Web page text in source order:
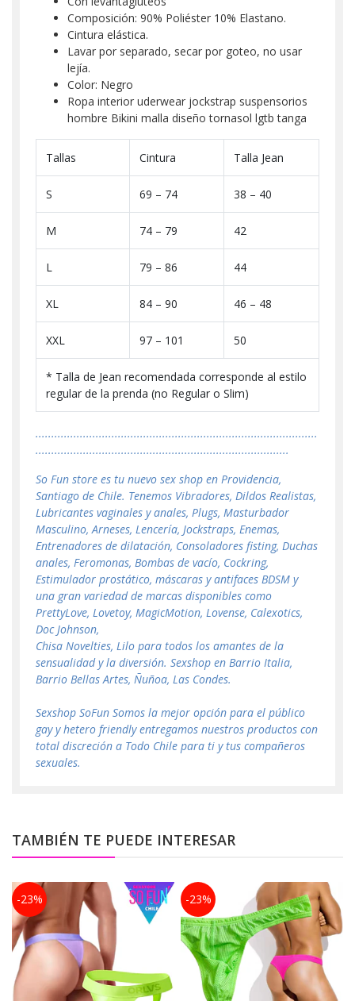
Composición: 90% Poliéster 10% Elastano.
Cintura elástica.
Lavar por separado, secar por goteo, no usar
lejía.
Color: Negro
Ropa interior uderwear jockstrap suspensorios
hombre Bikini malla diseño tornasol lgtb tanga
Tallas Cintura Talla Jean
S 69 – 74 38 – 40
M 74 – 79 42
L 79 – 86 44
XL 84 – 90 46 – 48
XXL 97 – 101 50
* Talla de Jean recomendada corresponde al estilo
regular de la prenda (no Regular o Slim)
.........................................................................................
................................................................................
So Fun store es tu nuevo sex shop en Providencia,
Santiago de Chile. Tenemos Vibradores, Dildos Realistas,
Lubricantes vaginales y anales, Plugs, Masturbador
Masculino, Arneses, Lencería, Jockstraps, Enemas,
Entrenadores de dilatación, Consoladores fisting, Duchas
anales, Feromonas, Bombas de vacío, Cockring,
Estimulador prostático, máscaras y antifaces BDSM y
una gran variedad de marcas disponibles como
PrettyLove, Lovetoy, MagicMotion, Lovense, Calexotics,
Doc Johnson,
Chisa Novelties, Lilo para todos los amantes de la
sensualidad y la diversión. Sexshop en Barrio Italia,
Barrio Bellas Artes, Ñuñoa, Las Condes.
Sexshop SoFun Somos la mejor opción para el público
gay y hetero friendly entregamos nuestros productos con
total discreción a Todo Chile para ti y tus compañeros
sexuales.
TAMBIÉN TE PUEDE INTERESAR
-23% -23%